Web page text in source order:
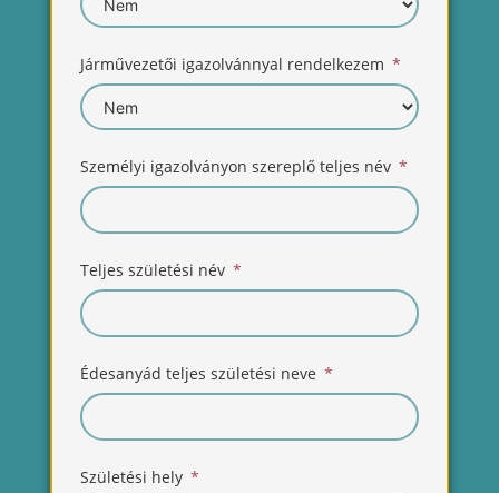
Járművezetői igazolvánnyal rendelkezem
Személyi igazolványon szereplő teljes név
Teljes születési név
Édesanyád teljes születési neve
Születési hely